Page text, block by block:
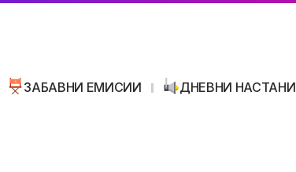
ЗАБАВНИ ЕМИСИИ ДНЕВНИ НАСТАНИ